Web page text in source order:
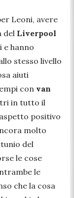
Leoni, avere
del Liverpool
e hanno
stesso livello
aiuti
con van
in tutto il
positivo
molto
del
le cose
le
che la cosa